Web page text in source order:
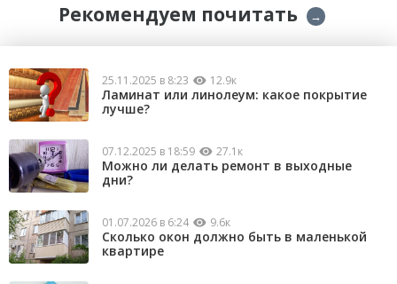
Рекомендуем почитать →
25.11.2025 в 8:23 12.9к
Ламинат или линолеум: какое покрытие
лучше?
07.12.2025 в 18:59 27.1к
Можно ли делать ремонт в выходные
дни?
01.07.2026 в 6:24 9.6к
Сколько окон должно быть в маленькой
квартире